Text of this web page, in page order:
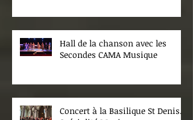
Hall de la chanson avec les
Secondes CAMA Musique
Concert à la Basilique St Denis.